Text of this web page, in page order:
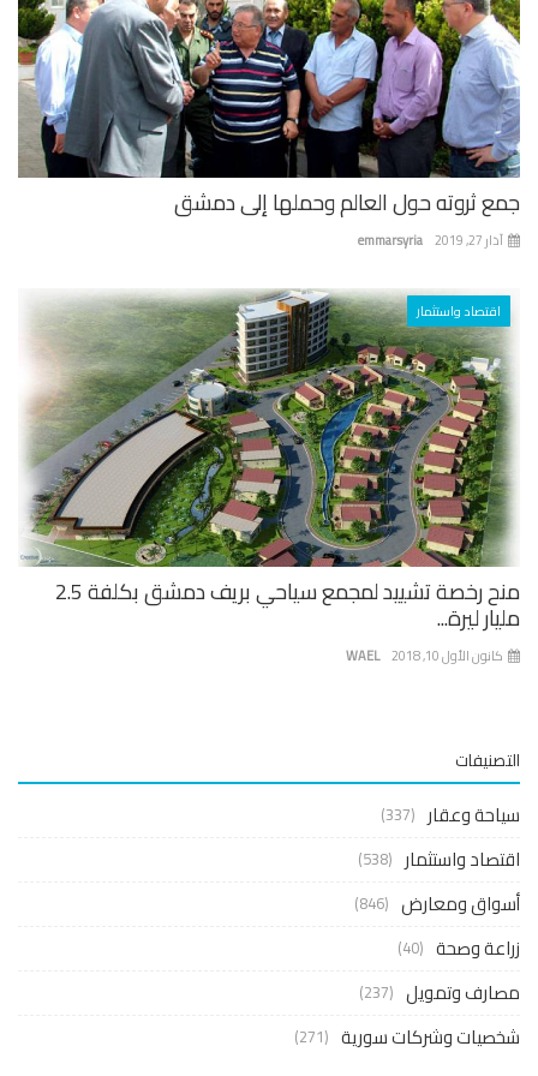
ثروته حول العالم وحملها إلى دمشق
emmarsyria 27, 2019
اقتصاد واستثمار
منح رخصة تشييد لمجمع سياحي بريف دمشق بكلفة 2.5
ليرة...
WAEL الأول 10, 2018
وعقار (337)
واستثمار (538)
ومعارض (846)
وصحة (40)
وتمويل (237)
وشركات سورية (271)